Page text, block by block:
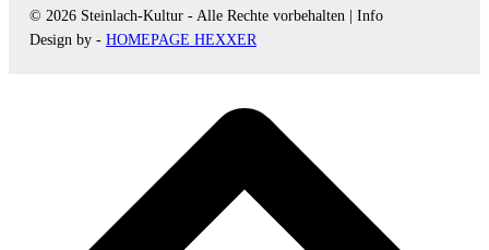
© 2026 Steinlach-Kultur - Alle Rechte vorbehalten |
Info
Design by - HOMEPAGE HEXXER